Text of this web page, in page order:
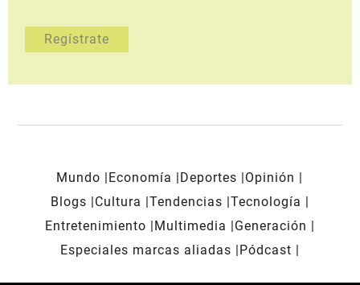
Mundo Economía Deportes
Opinión
Blogs
Cultura Tendencias Tecnología
Entretenimiento
Multimedia
Generación
Especiales marcas aliadas
Pódcast